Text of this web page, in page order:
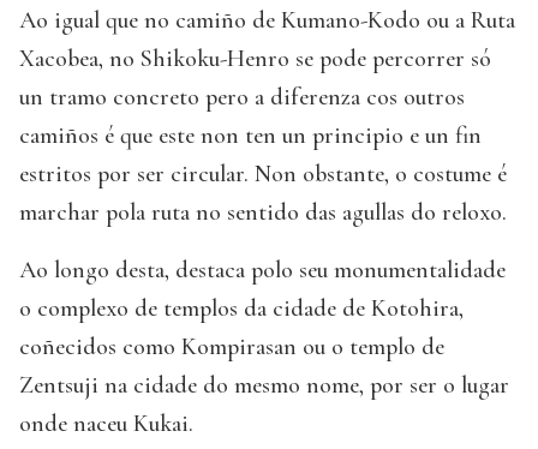
Ao igual que no camiño de Kumano-Kodo ou a Ruta
Xacobea, no Shikoku-Henro se pode percorrer só
un tramo concreto pero a diferenza cos outros
camiños é que este non ten un principio e un fin
estritos por ser circular. Non obstante, o costume é
marchar pola ruta no sentido das agullas do reloxo.
Ao longo desta, destaca polo seu monumentalidade
o complexo de templos da cidade de Kotohira,
coñecidos como Kompirasan ou o templo de
Zentsuji na cidade do mesmo nome, por ser o lugar
onde naceu Kukai.